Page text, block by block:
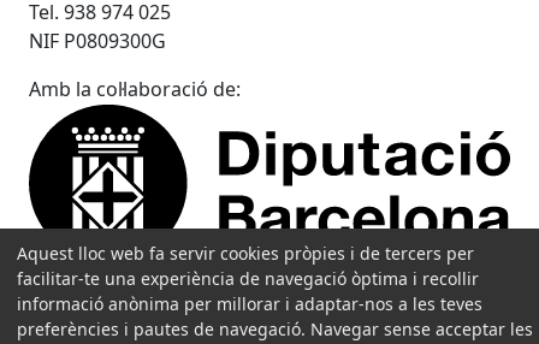
Tel. 938 974 025
NIF P0809300G
Amb la col·laboració de:
Aquest lloc web fa servir cookies pròpies i de tercers per
facilitar-te una experiència de navegació òptima i recollir
informació anònima per millorar i adaptar-nos a les teves
preferències i pautes de navegació. Navegar sense acceptar les